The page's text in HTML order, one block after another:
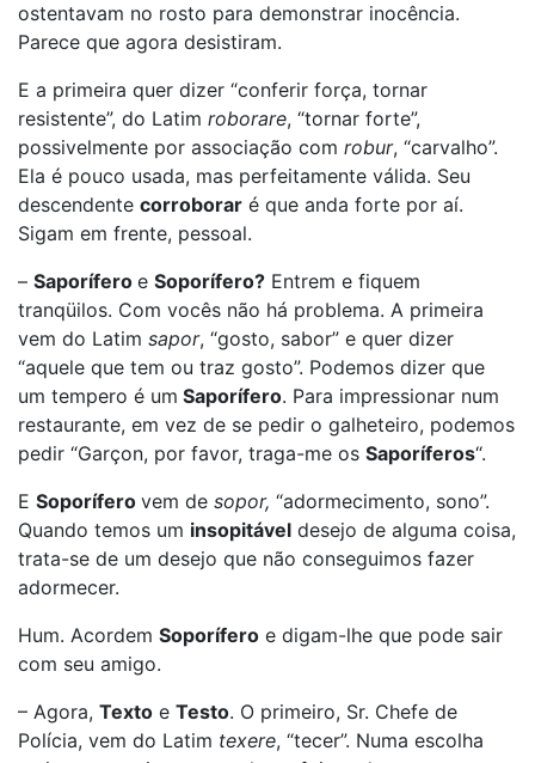
ostentavam no rosto para demonstrar inocência.
Parece que agora desistiram.
E a primeira quer dizer “conferir força, tornar
resistente”, do Latim roborare, “tornar forte”,
possivelmente por associação com robur, “carvalho”.
Ela é pouco usada, mas perfeitamente válida. Seu
descendente corroborar é que anda forte por aí.
Sigam em frente, pessoal.
– Saporífero e Soporífero? Entrem e fiquem
tranqüilos. Com vocês não há problema. A primeira
vem do Latim sapor, “gosto, sabor” e quer dizer
“aquele que tem ou traz gosto”. Podemos dizer que
um tempero é um Saporífero. Para impressionar num
restaurante, em vez de se pedir o galheteiro, podemos
pedir “Garçon, por favor, traga-me os Saporíferos“.
E Soporífero vem de sopor, “adormecimento, sono”.
Quando temos um insopitável desejo de alguma coisa,
trata-se de um desejo que não conseguimos fazer
adormecer.
Hum. Acordem Soporífero e digam-lhe que pode sair
com seu amigo.
– Agora, Texto e Testo. O primeiro, Sr. Chefe de
Polícia, vem do Latim texere, “tecer”. Numa escolha